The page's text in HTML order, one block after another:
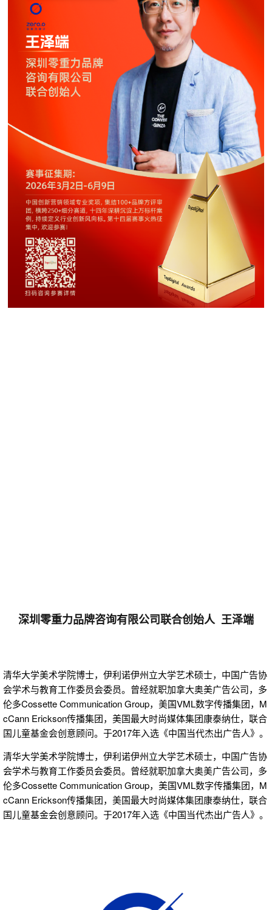
深圳零重力品牌咨询有限公司联合创始人 王泽端
清华大学美术学院博士，伊利诺伊州立大学艺术硕士，中国广告协
会学术与教育工作委员会委员。曾经就职加拿大奥美广告公司，多
伦多Cossette Communication Group，美国VML数字传播集团，M
cCann Erickson传播集团，美国最大时尚媒体集团康泰纳仕，联合
国儿童基金会创意顾问。于2017年入选《中国当代杰出广告人》。
清华大学美术学院博士，伊利诺伊州立大学艺术硕士，中国广告协
会学术与教育工作委员会委员。曾经就职加拿大奥美广告公司，多
伦多Cossette Communication Group，美国VML数字传播集团，M
cCann Erickson传播集团，美国最大时尚媒体集团康泰纳仕，联合
国儿童基金会创意顾问。于2017年入选《中国当代杰出广告人》。